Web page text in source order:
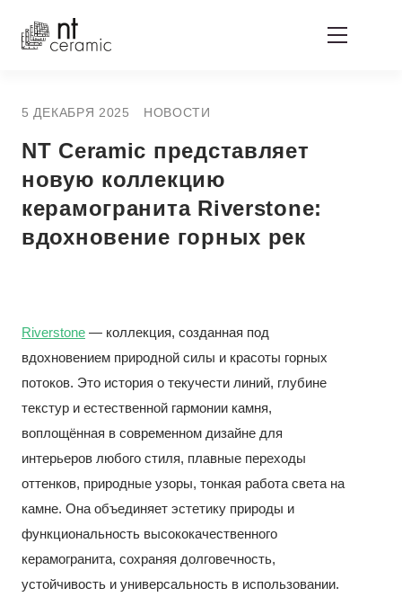
5 ДЕКАБРЯ 2025 НОВОСТИ
NT Ceramic представляет
новую коллекцию
керамогранита Riverstone:
вдохновение горных рек
Riverstone — коллекция, созданная под
вдохновением природной силы и красоты горных
потоков. Это история о текучести линий, глубине
текстур и естественной гармонии камня,
воплощённая в современном дизайне для
интерьеров любого стиля, плавные переходы
оттенков, природные узоры, тонкая работа света на
камне. Она объединяет эстетику природы и
функциональность высококачественного
керамогранита, сохраняя долговечность,
устойчивость и универсальность в использовании.